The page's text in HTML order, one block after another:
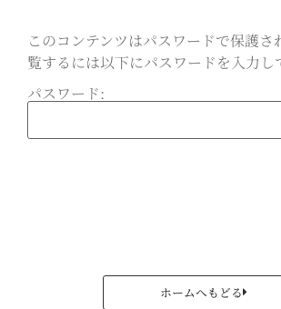
このコンテンツはパスワードで保護さ
覧するには以下にパスワードを入力し
パスワード:
ホームへもどる